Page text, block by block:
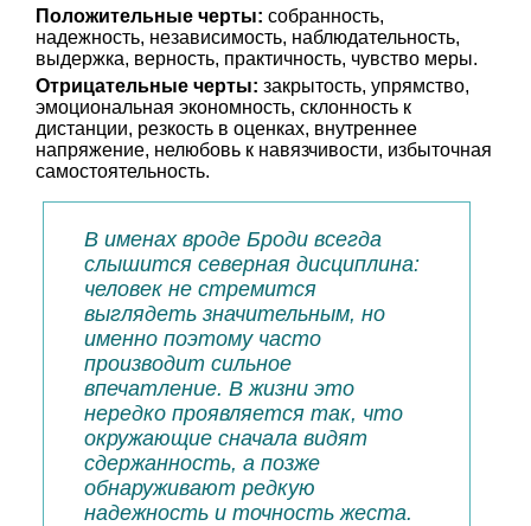
Положительные черты: собранность,
надежность, независимость, наблюдательность,
выдержка, верность, практичность, чувство меры.
Отрицательные черты: закрытость, упрямство,
эмоциональная экономность, склонность к
дистанции, резкость в оценках, внутреннее
напряжение, нелюбовь к навязчивости, избыточная
самостоятельность.
В именах вроде Броди всегда
слышится северная дисциплина:
человек не стремится
выглядеть значительным, но
именно поэтому часто
производит сильное
впечатление. В жизни это
нередко проявляется так, что
окружающие сначала видят
сдержанность, а позже
обнаруживают редкую
надежность и точность жеста.